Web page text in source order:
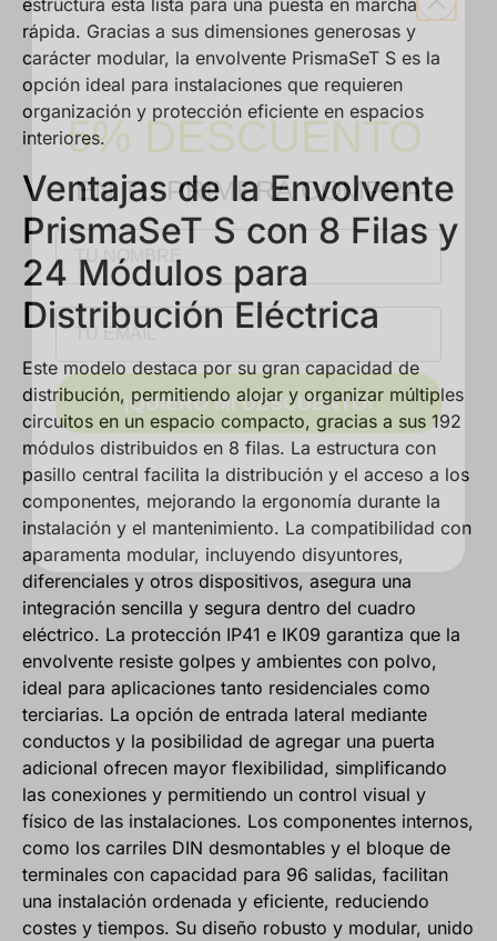
estructura está lista para una puesta en marcha
rápida. Gracias a sus dimensiones generosas y
carácter modular, la envolvente PrismaSeT S es la
opción ideal para instalaciones que requieren
organización y protección eficiente en espacios
interiores.
Ventajas de la Envolvente
PrismaSeT S con 8 Filas y
24 Módulos para
Distribución Eléctrica
Este modelo destaca por su gran capacidad de
distribución, permitiendo alojar y organizar múltiples
circuitos en un espacio compacto, gracias a sus 192
módulos distribuidos en 8 filas. La estructura con
pasillo central facilita la distribución y el acceso a los
componentes, mejorando la ergonomía durante la
instalación y el mantenimiento. La compatibilidad con
aparamenta modular, incluyendo disyuntores,
diferenciales y otros dispositivos, asegura una
integración sencilla y segura dentro del cuadro
eléctrico. La protección IP41 e IK09 garantiza que la
envolvente resiste golpes y ambientes con polvo,
ideal para aplicaciones tanto residenciales como
terciarias. La opción de entrada lateral mediante
conductos y la posibilidad de agregar una puerta
adicional ofrecen mayor flexibilidad, simplificando
las conexiones y permitiendo un control visual y
físico de las instalaciones. Los componentes internos,
como los carriles DIN desmontables y el bloque de
terminales con capacidad para 96 salidas, facilitan
una instalación ordenada y eficiente, reduciendo
costes y tiempos. Su diseño robusto y modular, unido
5% DESCUENTO
EN TU PRIMERA COMPRA
NOMBRE
Email
¡QUIERO MI DESCUENTO!